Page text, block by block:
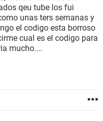
qeu tube los fui
unas ters semanas y
el codigo esta borroso
cual es el codigo para
mucho....